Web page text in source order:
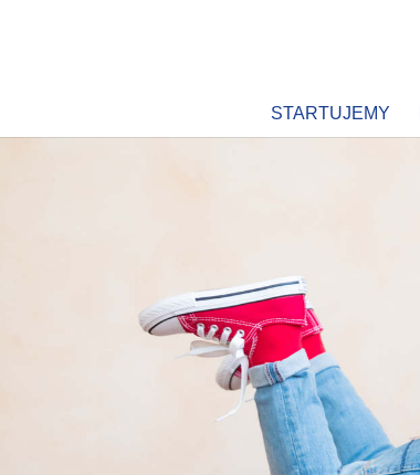
STARTUJEMY